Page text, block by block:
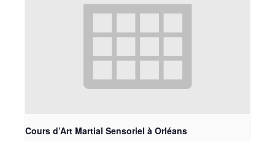
Cours d’Art Martial Sensoriel à Orléans